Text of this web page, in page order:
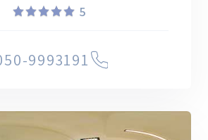
5
9993191